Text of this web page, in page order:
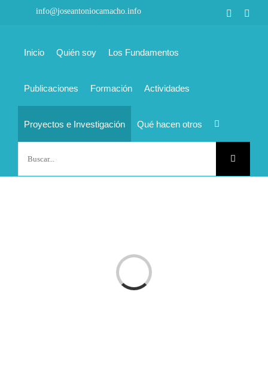
info@joseantoniocamacho.info Facebook
Inicio Quién soy Los Fundamentos
Publicaciones Formación Actividades
Proyectos e Investigación Qué hacen otros
Cargando...